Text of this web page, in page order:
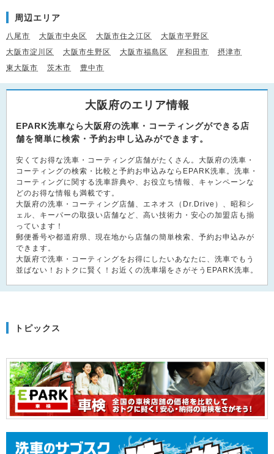
周辺エリア
八尾市 大阪市中央区 大阪市住之江区
大阪市平野区
大阪市淀川区
大阪市生野区 大阪市福島区 岸和田市
摂津市
東大阪市
茨木市 豊中市
大阪府のエリア情報
EPARK洗車なら大阪府の洗車・コーティングができる店
舗を簡単に検索・予約お申し込みができます。
安くてお得な洗車・コーティング店舗がたくさん。大阪府の洗車・
コーティングの検索・比較と予約お申込みならEPARK洗車。洗車・
コーティングに関する洗車辞典や、お役立ち情報、キャンペーンな
どのお得な情報も満載です。
大阪府の洗車・コーティング店舗、エネオス（Dr.Drive）、昭和シ
ェル、キーパーの取扱い店舗など、高い技術力・安心の加盟店も揃
っています！
郵便番号や都道府県、現在地から店舗の簡単検索、予約お申込みが
できます。
大阪府で洗車・コーティングをお得にしたいあなたに、洗車でもう
並ばない！おトクに賢く！お近くの洗車場をさがそうEPARK洗車。
トピックス